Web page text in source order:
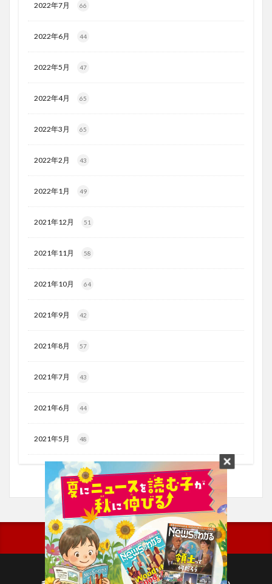
2022年7月 66
2022年6月 44
2022年5月 47
2022年4月 65
2022年3月 65
2022年2月 43
2022年1月 49
2021年12月 51
2021年11月 58
2021年10月 64
2021年9月 42
2021年8月 57
2021年7月 43
2021年6月 44
2021年5月 48